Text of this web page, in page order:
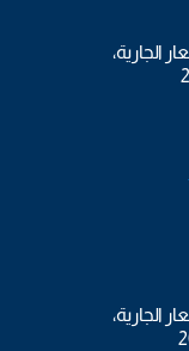
الجارية،
الجارية،